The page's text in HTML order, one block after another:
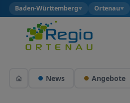
Baden-Württemberg▼ Ortenau▼
News Angebote